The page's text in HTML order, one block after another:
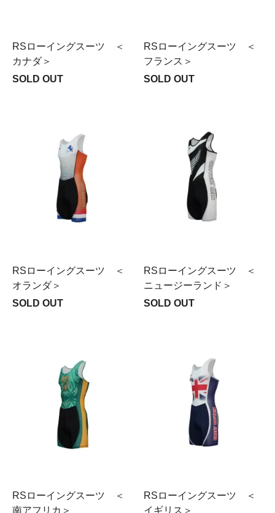
RSローイングスーツ ＜
カナダ＞
SOLD OUT
RSローイングスーツ ＜
フランス＞
SOLD OUT
RSローイングスーツ ＜
オランダ＞
SOLD OUT
RSローイングスーツ ＜
ニュージーランド＞
SOLD OUT
RSローイングスーツ ＜
南アフリカ＞
RSローイングスーツ ＜
イギリス＞